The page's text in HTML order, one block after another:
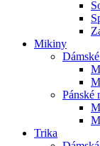
Mikiny
Pánské
Trika